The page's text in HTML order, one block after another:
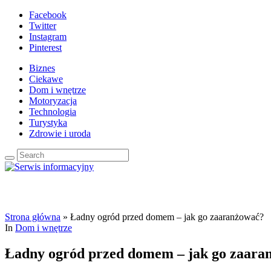
Facebook
Twitter
Instagram
Pinterest
Biznes
Ciekawe
Dom i wnętrze
Motoryzacja
Technologia
Turystyka
Zdrowie i uroda
Strona główna » Ładny ogród przed domem – jak go zaaranżować?
In Dom i wnętrze
Ładny ogród przed domem – jak go